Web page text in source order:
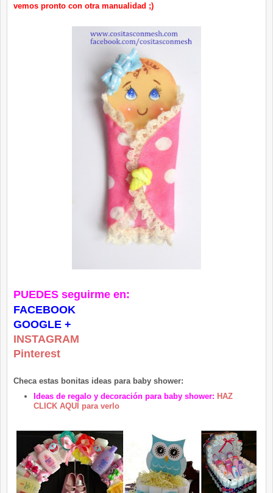
vemos pronto con otra manualidad ;)
PUEDES seguirme en:
FACEBOOK
GOOGLE +
INSTAGRAM
Pinterest
Checa estas bonitas ideas para baby shower:
Ideas de regalo y decoración para baby shower: HAZ
CLICK AQUÍ para verlo